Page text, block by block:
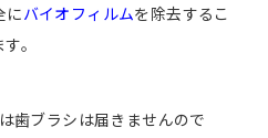
にバイオフィルムを除去するこ
。
歯ブラシは届きませんので